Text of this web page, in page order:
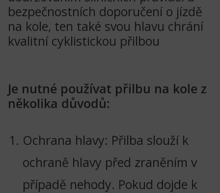
bezpečnostních doporučení o jízdě
na kole, ten také svou hlavu chrání
kvalitní cyklistickou přilbou
Je nutné používat přilbu na kole z
několika důvodů:
Ochrana hlavy: Přilba slouží k
ochraně hlavy před zraněním v
případě nehody. Pokud dojde k